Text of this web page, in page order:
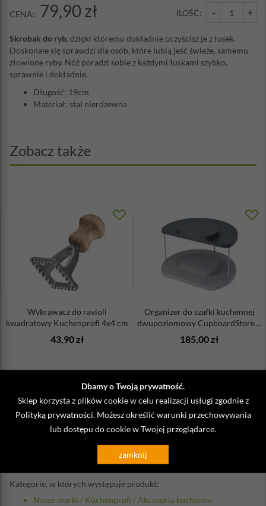
Dbamy o Twoją prywatność.
Sklep korzysta z plików cookie w celu realizacji usługi zgodnie z
Polityką prywatności . Możesz określić warunki przechowywania
lub dostępu do cookie w Twojej przeglądarce.
zamknij
CENA: 79,90 zł ILOŚĆ: - +
Skrobak do ryb, dzięki któremu dokładnie oczyścisz je z łusek.
Doskonale się sprawdzi dla osób, które lubią jeść świeże, samemu
złowione ryby. Nóż poradzi sobie z każdymi łuskami szybko,
sprawnie i dokładnie.
Długość: 19cm
Materiał: stal nierdzewna
Zobacz także
Wykrawacz do ravioli
kwadratowy Kuchenprofi 4x4 cm
43,90 zł
Organizer do szafki kuchennej
dwupoziomowy CupboardStore ...
185,00 zł
Opinie o Skrobak do ryb Kuchenprofi
Kategorie, w których występuje produkt:
Nasze marki / Küchenprofi /Akcesoria kuchenne